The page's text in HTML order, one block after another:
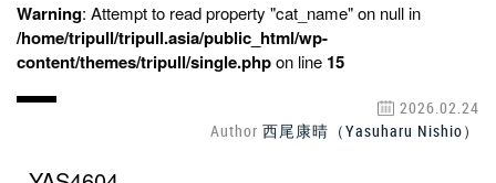
Warning: Attempt to read property "cat_name" on null in
/home/tripull/tripull.asia/public_html/wp-
content/themes/tripull/single.phpon line 15
2026.02.24
Author 西尾康晴（Yasuharu Nishio）